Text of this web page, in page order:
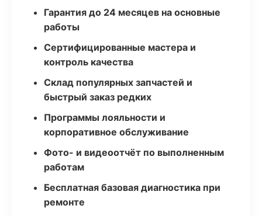
Гарантия до 24 месяцев на основные
работы
Сертифицированные мастера и
контроль качества
Склад популярных запчастей и
быстрый заказ редких
Программы лояльности и
корпоративное обслуживание
Фото- и видеоотчёт по выполненным
работам
Бесплатная базовая диагностика при
ремонте